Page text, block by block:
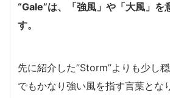
“Gale”は、「強風」や「大風」を
す。
先に紹介した”Storm”よりも少し
でもかなり強い風を指す言葉とな